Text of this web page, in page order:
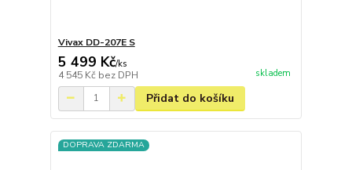
Vivax DD-207E S
5 499 Kč/ks
4 545 Kč bez DPH skladem
Přidat do košíku
DOPRAVA ZDARMA